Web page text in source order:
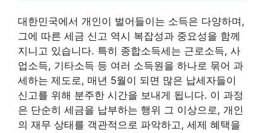
대한민국에서 개인이 벌어들이는 소득은 다양하며,
그에 따른 세금 신고 역시 복잡성과 중요성을 함께
지니고 있습니다. 특히 종합소득세는 근로소득, 사
업소득, 기타소득 등 여러 소득원을 하나로 묶어 과
세하는 제도로, 매년 5월이 되면 많은 납세자들이
신고를 위해 분주한 시간을 보내게 됩니다. 이 과정
은 단순히 세금을 납부하는 행위 그 이상으로, 개인
의 재무 상태를 객관적으로 파악하고, 세제 혜택을